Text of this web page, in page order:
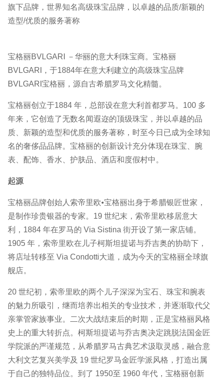
旗下品牌，世界知名高级珠宝品牌，以卓越的品质/新颖的
造型/优质的服务著称
宝格丽BVLGARI －华丽的意大利珠宝商。宝格丽
BVLGARI，于1884年在意大利建立的高级珠宝品牌
BVLGARI宝格丽，源自古希腊罗马文化精髓。
宝格丽创立于1884 年，总部设在意大利首都罗马。100 多
年来，它创造了无数名闻遐迩的顶级珠宝，并以卓越的品
质、新颖的造型和优质的服务著称，时至今日已成为全球知
名的奢侈品品牌。宝格丽的创新设计充分体现在珠宝、腕
表、配饰、香水、护肤品、酒店和度假村中。
起源
宝格丽品牌创始人索帝里欧•宝格丽出身于希腊银匠世家，
是制作珍贵银器的专家。19 世纪末，索帝里欧移居意大
利，1884 年在罗马的 Via Sistina 街开设了第一家店铺。
1905 年，索帝里欧在儿子柯斯坦提诺与乔吉奥的协助下，
将店址转移至 Via Condotti大道，成为今天的宝格丽全球旗
舰店。
20 世纪初，索帝里欧的两个儿子深深为宝石、珠宝和腕表
的魅力所吸引，继而培养出相关的专业技术，并逐渐取代父
亲掌管家族事业。二次大战结束后的时期，正是宝格丽风格
史上的重大转折点。柯斯坦提诺与乔吉奥决定跳脱法国金匠
学院派的严谨规范，从希腊罗马古典艺术汲取灵感，融合意
大利文艺复兴美学及 19 世纪罗马金匠学派风格，打造出属
于自己的独特品位。到了 1950至 1960 年代，宝格丽创新